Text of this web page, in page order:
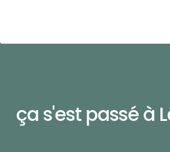
ça s'est passé à